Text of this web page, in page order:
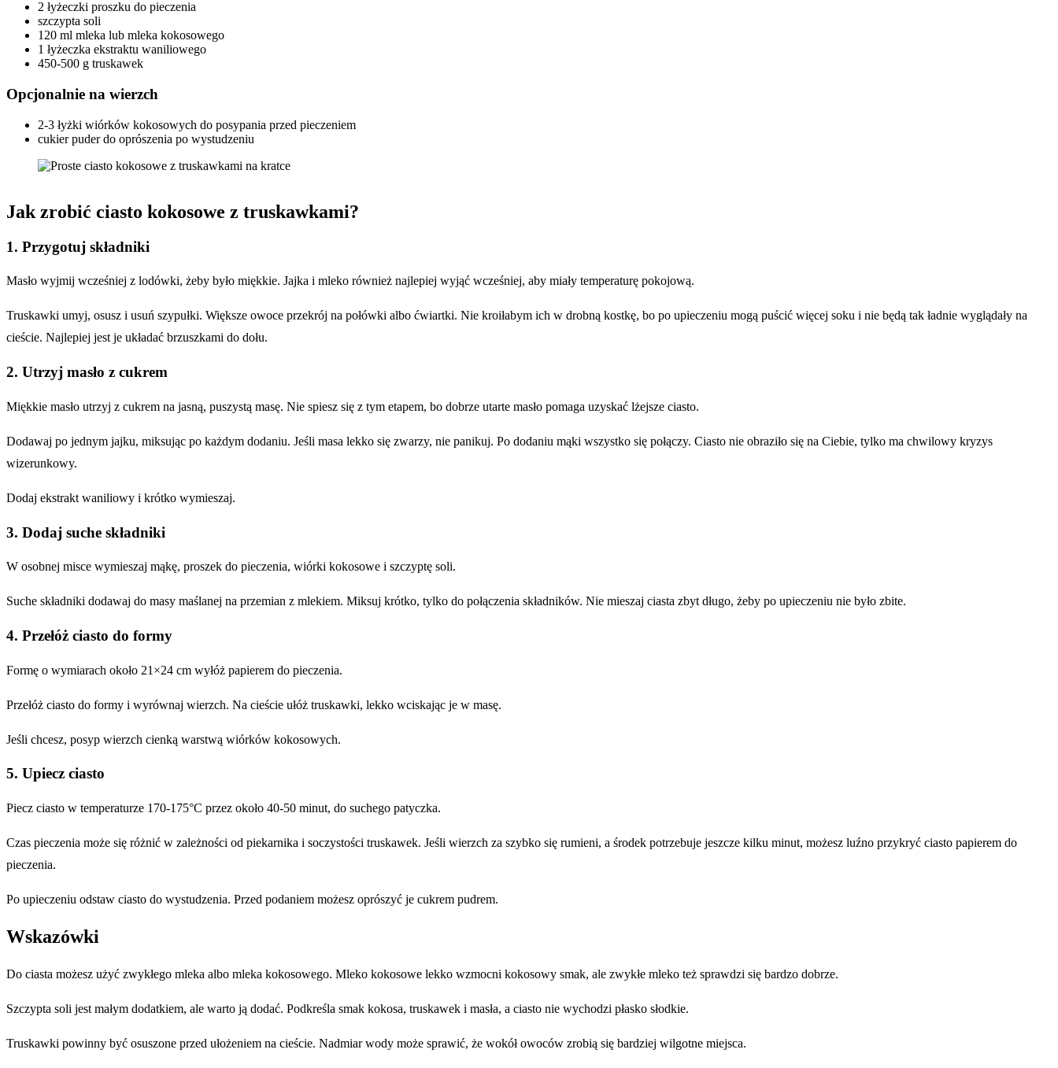
2 łyżeczki proszku do pieczenia
szczypta soli
120 ml mleka lub mleka kokosowego
1 łyżeczka ekstraktu waniliowego
450-500 g truskawek
Opcjonalnie na wierzch
2-3 łyżki wiórków kokosowych do posypania przed pieczeniem
cukier puder do oprószenia po wystudzeniu
Jak zrobić ciasto kokosowe z truskawkami?
1. Przygotuj składniki
Masło wyjmij wcześniej z lodówki, żeby było miękkie. Jajka i mleko również najlepiej wyjąć wcześniej, aby miały temperaturę pokojową.
Truskawki umyj, osusz i usuń szypułki. Większe owoce przekrój na połówki albo ćwiartki. Nie kroiłabym ich w drobną kostkę, bo po upieczeniu mogą puścić więcej soku i nie będą tak ładnie wyglądały na
cieście. Najlepiej jest je układać brzuszkami do dołu.
2. Utrzyj masło z cukrem
Miękkie masło utrzyj z cukrem na jasną, puszystą masę. Nie spiesz się z tym etapem, bo dobrze utarte masło pomaga uzyskać lżejsze ciasto.
Dodawaj po jednym jajku, miksując po każdym dodaniu. Jeśli masa lekko się zwarzy, nie panikuj. Po dodaniu mąki wszystko się połączy. Ciasto nie obraziło się na Ciebie, tylko ma chwilowy kryzys
wizerunkowy.
Dodaj ekstrakt waniliowy i krótko wymieszaj.
3. Dodaj suche składniki
W osobnej misce wymieszaj mąkę, proszek do pieczenia, wiórki kokosowe i szczyptę soli.
Suche składniki dodawaj do masy maślanej na przemian z mlekiem. Miksuj krótko, tylko do połączenia składników. Nie mieszaj ciasta zbyt długo, żeby po upieczeniu nie było zbite.
4. Przełóż ciasto do formy
Formę o wymiarach około 21×24 cm wyłóż papierem do pieczenia.
Przełóż ciasto do formy i wyrównaj wierzch. Na cieście ułóż truskawki, lekko wciskając je w masę.
Jeśli chcesz, posyp wierzch cienką warstwą wiórków kokosowych.
5. Upiecz ciasto
Piecz ciasto w temperaturze 170-175°C przez około 40-50 minut, do suchego patyczka.
Czas pieczenia może się różnić w zależności od piekarnika i soczystości truskawek. Jeśli wierzch za szybko się rumieni, a środek potrzebuje jeszcze kilku minut, możesz luźno przykryć ciasto papierem do
pieczenia.
Po upieczeniu odstaw ciasto do wystudzenia. Przed podaniem możesz oprószyć je cukrem pudrem.
Wskazówki
Do ciasta możesz użyć zwykłego mleka albo mleka kokosowego. Mleko kokosowe lekko wzmocni kokosowy smak, ale zwykłe mleko też sprawdzi się bardzo dobrze.
Szczypta soli jest małym dodatkiem, ale warto ją dodać. Podkreśla smak kokosa, truskawek i masła, a ciasto nie wychodzi płasko słodkie.
Truskawki powinny być osuszone przed ułożeniem na cieście. Nadmiar wody może sprawić, że wokół owoców zrobią się bardziej wilgotne miejsca.